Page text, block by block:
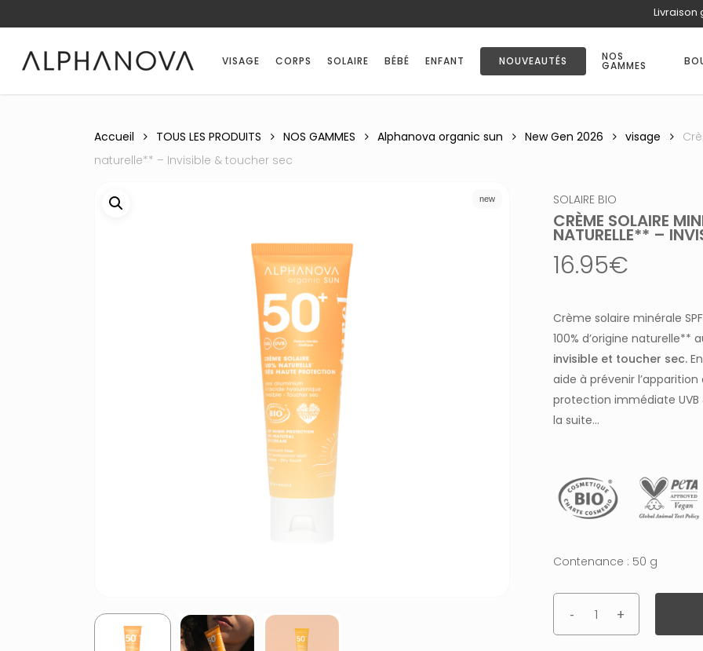
to
content
VISAGE CORPS SOLAIRE BÉBÉ ENFANT NOUVEAUTÉS NOS
GAMMES
Accueil TOUS LES PRODUITS NOS GAMMES Alphanova organic sun New Gen 2026 visage
naturelle** – Invisible & toucher sec
new SOLAIRE BIO
CRÈME SOLAIRE
NATURELLE** –
16.95€
Crème solaire minérale
100% d’origine
invisible et toucher sec.
aide à prévenir
protection immédiate
la suite…
Contenance : 50 g